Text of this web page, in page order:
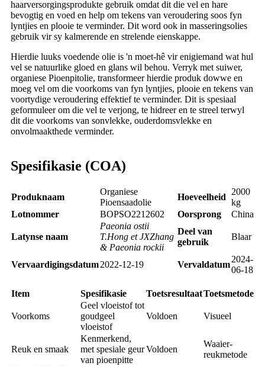
haarversorgingsprodukte gebruik omdat dit die vel en hare
bevogtig en voed en help om tekens van veroudering soos fyn
lyntjies en plooie te verminder. Dit word ook in masseringsolies
gebruik vir sy kalmerende en strelende eienskappe.
Hierdie luuks voedende olie is 'n moet-hê vir enigiemand wat hul
vel se natuurlike gloed en glans wil behou. Verryk met suiwer,
organiese Pioenpitolie, transformeer hierdie produk dowwe en
moeg vel om die voorkoms van fyn lyntjies, plooie en tekens van
voortydige veroudering effektief te verminder. Dit is spesiaal
geformuleer om die vel te verjong, te hidreer en te streel terwyl
dit die voorkoms van sonvlekke, ouderdomsvlekke en
onvolmaakthede verminder.
Spesifikasie (COA)
Produknaam
Organiese
Pioensaadolie
Hoeveelheid
2000
kg
Lotnommer
BOPSO2212602 Oorsprong China
Latynse naam
Paeonia ostii
T.Hong et JXZhang
& Paeonia rockii
Deel van
gebruik
Blaar
Vervaardigingsdatum2022-12-19 Vervaldatum
2024-
06-18
Item Spesifikasie ToetsresultaatToetsmetode
Voorkoms
Geel vloeistof tot
goudgeel
vloeistof
Voldoen Visueel
Reuk en smaak
Kenmerkend,
met spesiale geur
van pioenpitte
Voldoen
Waaier-
reukmetode